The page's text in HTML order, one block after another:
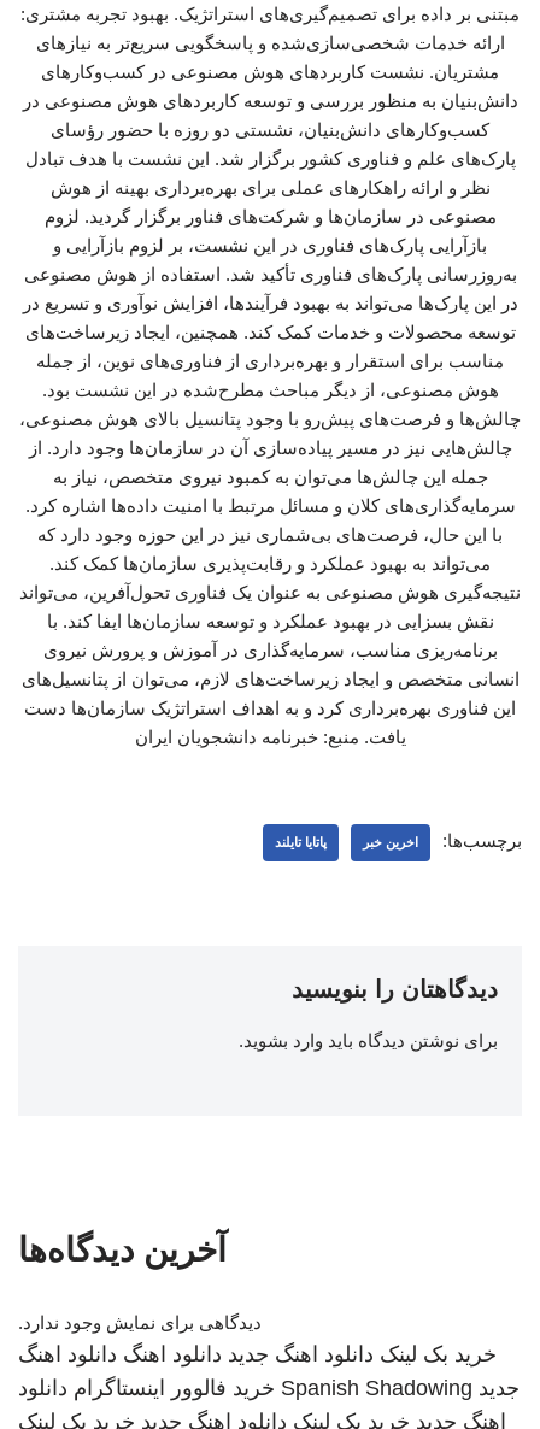
مبتنی بر داده برای تصمیم‌گیری‌های استراتژیک. بهبود تجربه مشتری:
ارائه خدمات شخصی‌سازی‌شده و پاسخگویی سریع‌تر به نیازهای
مشتریان. نشست کاربردهای هوش مصنوعی در کسب‌وکارهای
دانش‌بنیان به منظور بررسی و توسعه کاربردهای هوش مصنوعی در
کسب‌وکارهای دانش‌بنیان، نشستی دو روزه با حضور رؤسای
پارک‌های علم و فناوری کشور برگزار شد. این نشست با هدف تبادل
نظر و ارائه راهکارهای عملی برای بهره‌برداری بهینه از هوش
مصنوعی در سازمان‌ها و شرکت‌های فناور برگزار گردید. لزوم
بازآرایی پارک‌های فناوری در این نشست، بر لزوم بازآرایی و
به‌روزرسانی پارک‌های فناوری تأکید شد. استفاده از هوش مصنوعی
در این پارک‌ها می‌تواند به بهبود فرآیندها، افزایش نوآوری و تسریع در
توسعه محصولات و خدمات کمک کند. همچنین، ایجاد زیرساخت‌های
مناسب برای استقرار و بهره‌برداری از فناوری‌های نوین، از جمله
هوش مصنوعی، از دیگر مباحث مطرح‌شده در این نشست بود.
چالش‌ها و فرصت‌های پیش‌رو با وجود پتانسیل بالای هوش مصنوعی،
چالش‌هایی نیز در مسیر پیاده‌سازی آن در سازمان‌ها وجود دارد. از
جمله این چالش‌ها می‌توان به کمبود نیروی متخصص، نیاز به
سرمایه‌گذاری‌های کلان و مسائل مرتبط با امنیت داده‌ها اشاره کرد.
با این حال، فرصت‌های بی‌شماری نیز در این حوزه وجود دارد که
می‌تواند به بهبود عملکرد و رقابت‌پذیری سازمان‌ها کمک کند.
نتیجه‌گیری هوش مصنوعی به عنوان یک فناوری تحول‌آفرین، می‌تواند
نقش بسزایی در بهبود عملکرد و توسعه سازمان‌ها ایفا کند. با
برنامه‌ریزی مناسب، سرمایه‌گذاری در آموزش و پرورش نیروی
انسانی متخصص و ایجاد زیرساخت‌های لازم، می‌توان از پتانسیل‌های
این فناوری بهره‌برداری کرد و به اهداف استراتژیک سازمان‌ها دست
یافت. منبع: خبرنامه دانشجویان ایران
برچسب‌ها: اخرین خبر پاتایا تایلند
دیدگاهتان را بنویسید
برای نوشتن دیدگاه باید وارد بشوید.
آخرین دیدگاه‌ها
دیدگاهی برای نمایش وجود ندارد.
خرید بک لینک دانلود اهنگ جدید دانلود اهنگ دانلود اهنگ
جدید Spanish Shadowing خرید فالوور اینستاگرام دانلود
اهنگ جدید خرید بک لینک دانلود اهنگ جدید خرید بک لینک